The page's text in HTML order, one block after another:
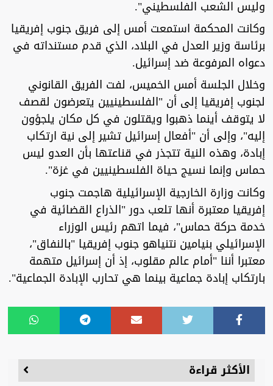
وليس الشعب الفلسطيني".
وكانت المحكمة استمعت أمس إلى فريق جنوب إفريقيا
برئاسة وزير العدل في البلاد، الذي قدم مستنداته في
دعواه المرفوعة ضد إسرائيل.
وخلال الجلسة أمس الخميس، لفت الفريق القانوني
لجنوب إفريقيا إلى أن "الفلسطينيين يتعرضون لقصف
لا يتوقف أينما ذهبوا ويقتلون في كل مكان يلجؤون
إليه"، وإلى أن "أفعال إسرائيل تشير إلى نية ارتكاب
إبادة، وهذه النية تتجذر في قناعتها بأن العدو ليس
حماس وإنما نسيج حياة الفلسطينيين في غزة".
وكانت وزارة الخارجية الإسرائيلية هاجمت جنوب
إفريقيا معتبرة أنها تلعب دور "الذراع القضائية في
خدمة حركة حماس"، فيما اتهم رئيس الوزراء
الإسرائيلي بنيامين نتنياهو جنوب إفريقيا "بالنفاق"،
معتبرا أننا "أمام عالم مقلوب، إذ أن إسرائيل متهمة
بارتكاب إبادة جماعية بينما هي تحارب الإبادة الجماعية".
الأكثر قراءة